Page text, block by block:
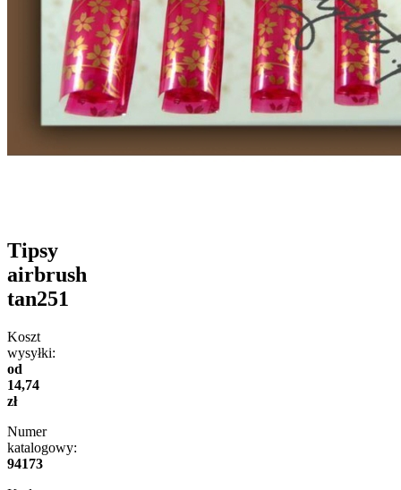
Tipsy
airbrush
tan251
Koszt
wysyłki:
od
14,74
zł
Numer
katalogowy:
94173